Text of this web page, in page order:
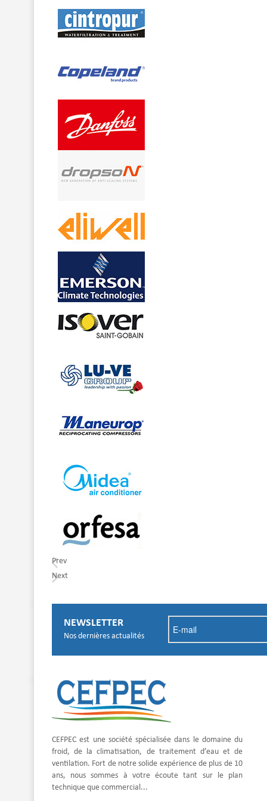
Prev
Next
NEWSLETTER
Nos dernières actualités
CEFPEC est une société spécialisée dans le domaine du
froid, de la climatisation, de traitement d’eau et de
ventilation. Fort de notre solide expérience de plus de 10
ans, nous sommes à votre écoute tant sur le plan
technique que commercial...